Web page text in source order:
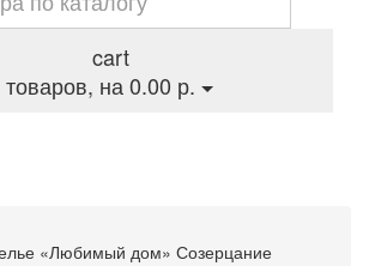
товаров, на 0.00 р.
«Любимый дом» Созерцание